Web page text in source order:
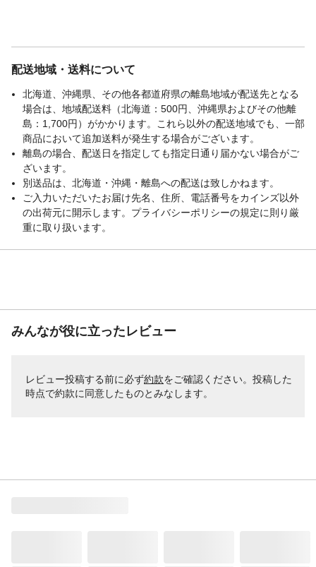
配送地域・送料について
北海道、沖縄県、その他各都道府県の離島地域が配送先となる
場合は、地域配送料（北海道：500円、沖縄県およびその他離
島：1,700円）がかかります。これら以外の配送地域でも、一部
商品において追加送料が発生する場合がございます。
離島の場合、配送日を指定しても指定日通り届かない場合がご
ざいます。
別送品は、北海道・沖縄・離島への配送は致しかねます。
ご入力いただいたお届け先名、住所、電話番号をカインズ以外
の出荷元に開示します。プライバシーポリシーの規定に則り厳
重に取り扱います。
みんなが役に立ったレビュー
レビュー投稿する前に必ず約款をご確認ください。投稿した
時点で約款に同意したものとみなします。